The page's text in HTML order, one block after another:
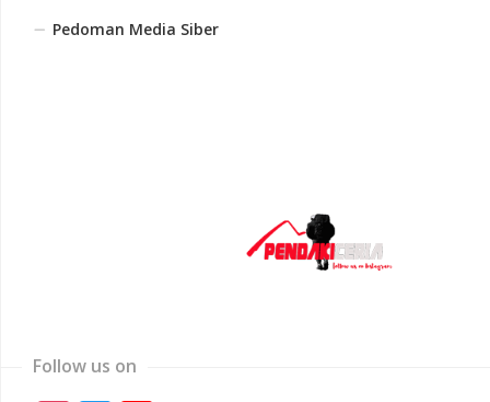
Pedoman Media Siber
Follow us on